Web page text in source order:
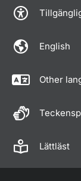
English
Other
Lättläst